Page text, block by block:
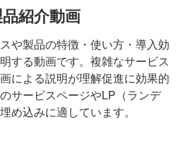
紹介動画
や製品の特徴・使い方・導入効
する動画です。複雑なサービス
による説明が理解促進に効果的
サービスページやLP（ランデ
め込みに適しています。